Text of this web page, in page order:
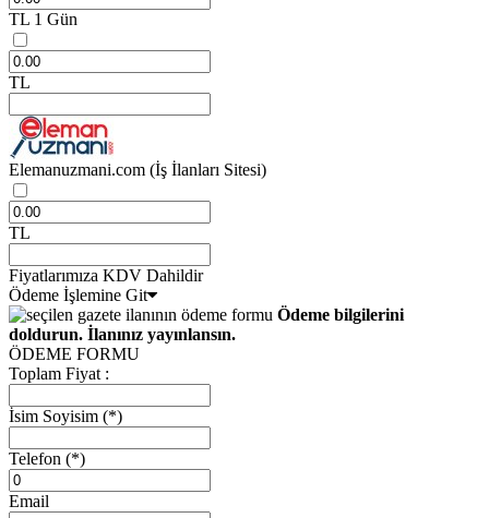
TL 1 Gün
TL
Elemanuzmani.com (İş İlanları Sitesi)
TL
Fiyatlarımıza KDV Dahildir
Ödeme İşlemine Git
Ödeme bilgilerini
doldurun. İlanınız yayınlansın.
ÖDEME FORMU
Toplam Fiyat :
İsim Soyisim (*)
Telefon (*)
Email